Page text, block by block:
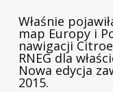
Właśnie
map Europy i
nawigacji
RNEG dla
Nowa edycja
2015.